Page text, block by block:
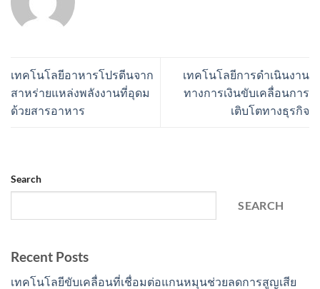
เทคโนโลยีอาหารโปรตีนจาก
สาหร่ายแหล่งพลังงานที่อุดม
ด้วยสารอาหาร
เทคโนโลยีการดำเนินงาน
ทางการเงินขับเคลื่อนการ
เติบโตทางธุรกิจ
Search
SEARCH
Recent Posts
เทคโนโลยีขับเคลื่อนที่เชื่อมต่อแกนหมุนช่วยลดการสูญเสีย